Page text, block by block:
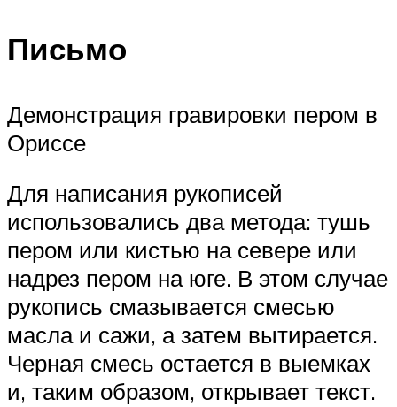
Письмо
Демонстрация гравировки пером в
Ориссе
Для написания рукописей
использовались два метода: тушь
пером или кистью на севере или
надрез пером на юге. В этом случае
рукопись смазывается смесью
масла и сажи, а затем вытирается.
Черная смесь остается в выемках
и, таким образом, открывает текст.